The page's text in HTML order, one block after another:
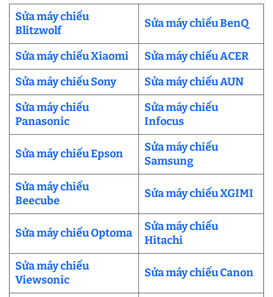
Sửa máy chiếu
Blitzwolf
Sửa máy chiếu BenQ
Sửa máy chiếu Xiaomi
Sửa máy chiếu ACER
Sửa máy chiếu Sony
Sửa máy chiếu AUN
Sửa máy chiếu
Panasonic
Sửa máy chiếu
Infocus
Sửa máy chiếu Epson
Sửa máy chiếu
Samsung
Sửa máy chiếu
Beecube
Sửa máy chiếu XGIMI
Sửa máy chiếu Optoma
Sửa máy chiếu
Hitachi
Sửa máy chiếu
Viewsonic
Sửa máy chiếu Canon